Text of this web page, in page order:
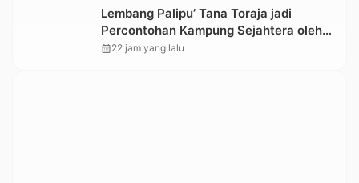
Lembang Palipu’ Tana Toraja jadi
Percontohan Kampung Sejahtera oleh
Kemensos
calendar_month22 jam yang lalu